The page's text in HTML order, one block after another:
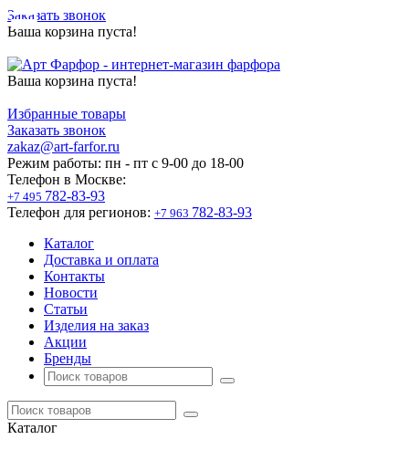
Заказать звонок
Ваша корзина пуста!
Ваша корзина пуста!
Избранные товары
Заказать звонок
zakaz@art-farfor.ru
Режим работы: пн - пт c 9-00 до 18-00
Телефон в Москве:
+7 495 782-83-93
Телефон для регионов: +7 963 782-83-93
Каталог
Доставка и оплата
Контакты
Новости
Статьи
Изделия на заказ
Акции
Бренды
Каталог